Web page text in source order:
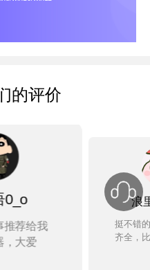
的评价
0_o
推荐给我
，大爱
浪
挺不错
齐全，